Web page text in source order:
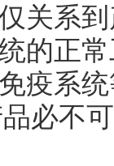
关系
的正
疫系
必不